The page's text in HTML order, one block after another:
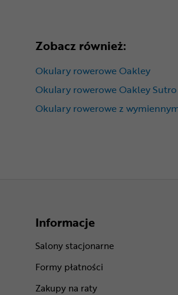
Zobacz również:
Okulary rowerowe Oakley
Okulary rowerowe Oakley
Okulary rowerowe z
Informacje
Salony stacjonarne
Formy płatności
Zakupy na raty